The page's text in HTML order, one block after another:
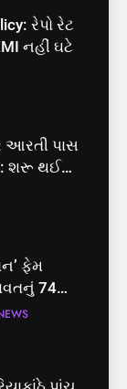
આરતી પાસ
શરૂ થઈ
સંપૂર્ણ
ફેમ
74
કેન્સર
પાંચ
બચાવ, 2
રેપો રેટ
નહીં ઘટે
આરતી પાસ
શરૂ થઈ
સંપૂર્ણ
ફેમ
74
કેન્સર